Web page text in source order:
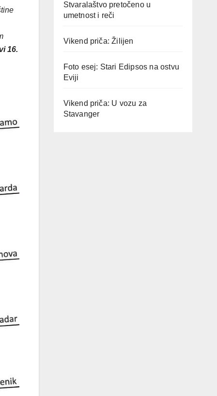
16.
Stvaralaštvo pretočeno u
umetnost i reči
Vikend priča: Žilijen
Foto esej: Stari Edipsos na ostvu
Eviji
Vikend priča: U vozu za
Stavanger